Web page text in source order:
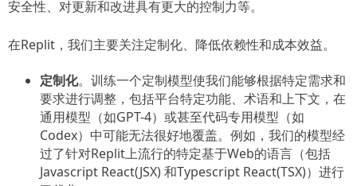
安全性、对更新和改进具有更大的控制力等。
在Replit，我们主要关注定制化、降低依赖性和成本效益。
定制化。训练一个定制模型使我们能够根据特定需求和
要求进行调整，包括平台特定功能、术语和上下文，在
通用模型（如GPT-4）或甚至代码专用模型（如
Codex）中可能无法很好地覆盖。例如，我们的模型经
过了针对Replit上流行的特定基于Web的语言（包括
Javascript React(JSX) 和Typescript React(TSX)）进行